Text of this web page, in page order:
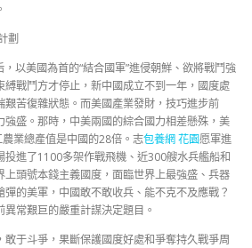
劃
以美國為首的“結合國軍”進侵朝鮮、欲將戰鬥強
戰鬥方才停止，新中國成立不到一年，國度處
苦復雜狀態。而美國產業發財，技巧進步前
盛。那時，中美兩國的綜合國力相差懸殊，美
業總產值是中國的28倍。志包養網 花園愿軍進
投進了1100多架作戰飛機、近300艘水兵艦船和
頭號本錢主義國度，面臨世界上最強盛、兵器
的美軍，中國敢不敢收兵、能不克不及應戰？
常艱巨的嚴重計謀決定題目。
于斗爭，果斷保護國度好處和爭奪持久戰爭周